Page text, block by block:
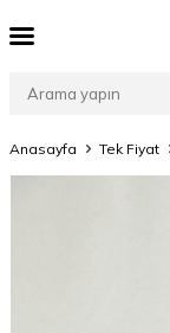
Anasayfa Tek Fiyat